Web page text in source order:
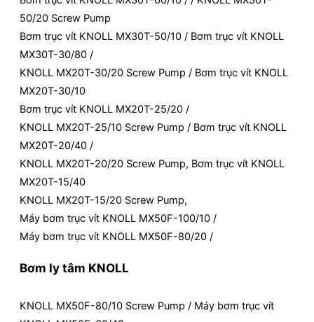
50/20 Screw Pump
Bơm trục vít KNOLL MX30T-50/10 / Bơm trục vít KNOLL
MX30T-30/80 /
KNOLL MX20T-30/20 Screw Pump / Bơm trục vít KNOLL
MX20T-30/10
Bơm trục vít KNOLL MX20T-25/20 /
KNOLL MX20T-25/10 Screw Pump / Bơm trục vít KNOLL
MX20T-20/40 /
KNOLL MX20T-20/20 Screw Pump, Bơm trục vít KNOLL
MX20T-15/40
KNOLL MX20T-15/20 Screw Pump,
Máy bơm trục vít KNOLL MX50F-100/10 /
Máy bơm trục vít KNOLL MX50F-80/20 /
Bơm ly tâm KNOLL
KNOLL MX50F-80/10 Screw Pump / Máy bơm trục vít